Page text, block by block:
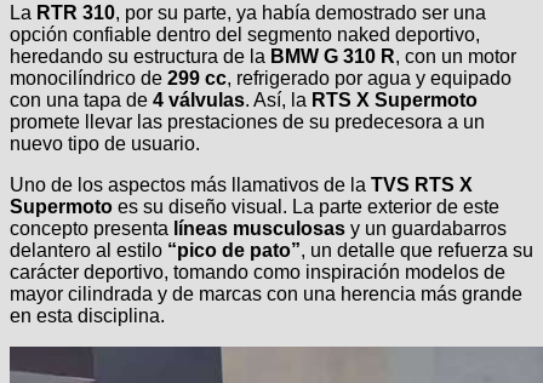
La RTR 310, por su parte, ya había demostrado ser una
opción confiable dentro del segmento naked deportivo,
heredando su estructura de la BMW G 310 R, con un motor
monocilíndrico de 299 cc, refrigerado por agua y equipado
con una tapa de 4 válvulas. Así, la RTS X Supermoto
promete llevar las prestaciones de su predecesora a un
nuevo tipo de usuario.
Uno de los aspectos más llamativos de la TVS RTS X
Supermoto es su diseño visual. La parte exterior de este
concepto presenta líneas musculosas y un guardabarros
delantero al estilo “pico de pato”, un detalle que refuerza su
carácter deportivo, tomando como inspiración modelos de
mayor cilindrada y de marcas con una herencia más grande
en esta disciplina.